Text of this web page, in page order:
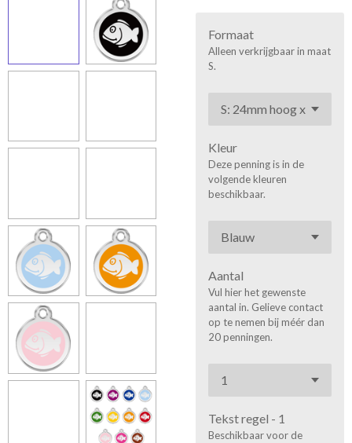
Formaat
Alleen verkrijgbaar in maat
S.
Kleur
Deze penning is in de
volgende kleuren
beschikbaar.
Aantal
Vul hier het gewenste
aantal in. Gelieve contact
op te nemen bij méér dan
20 penningen.
Tekst regel - 1
Beschikbaar voor de